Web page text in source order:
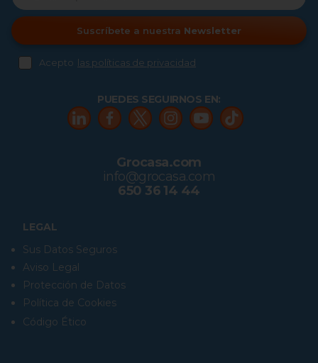
Suscríbete a nuestra Newsletter
Acepto las políticas de privacidad
LEGAL
Sus Datos Seguros
Aviso Legal
Protección de Datos
Política de Cookies
Código Ético
PUEDES SEGUIRNOS EN:
Grocasa.com
info@grocasa.com
650 36 14 44